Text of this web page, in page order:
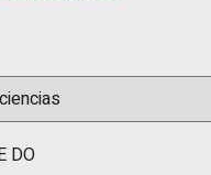
DO